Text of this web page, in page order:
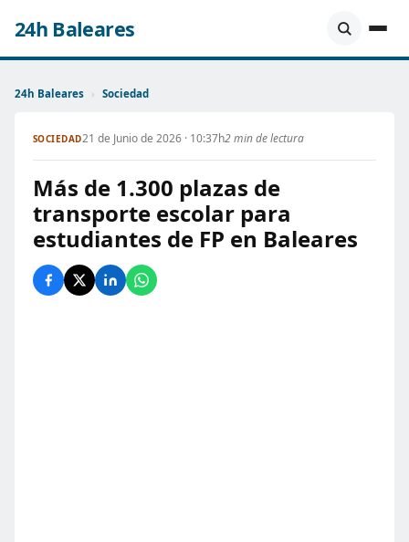
24h Baleares
24h Baleares › Sociedad
SOCIEDAD21 de Junio de 2026 · 10:37h2 min de lectura
Más de 1.300 plazas de
transporte escolar para
estudiantes de FP en Baleares